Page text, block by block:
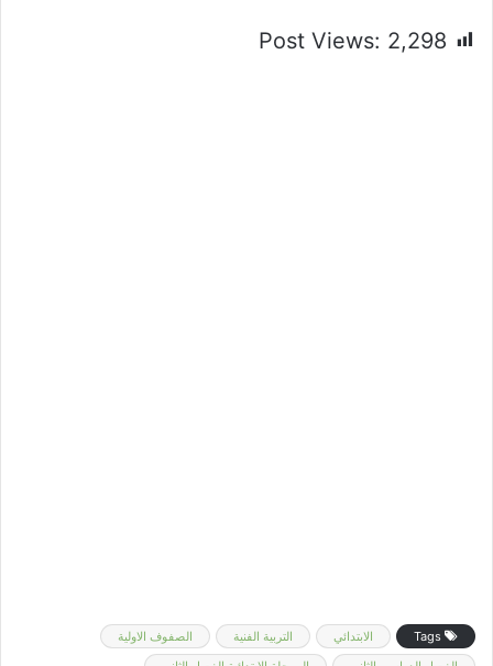
Post Views: 2,298
الابتدائي التربية الفنية
الصفوف الاولية